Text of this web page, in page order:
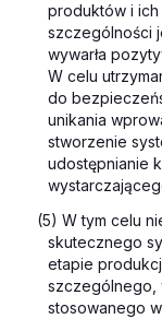
produktów i
szczególności
wywarła
W celu
do
unikania
stworzenie
udostępnianie
(5) W tym celu
skutecznego
etapie
szczególnego,
stosowanego